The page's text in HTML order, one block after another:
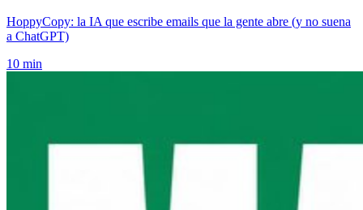
HoppyCopy: la IA que escribe emails que la gente abre (y no suena
a ChatGPT)
10 min